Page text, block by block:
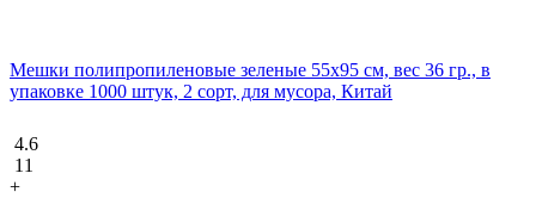
Мешки полипропиленовые зеленые 55х95 см, вес 36 гр., в
упаковке 1000 штук, 2 сорт, для мусора, Китай
4.6
11
+